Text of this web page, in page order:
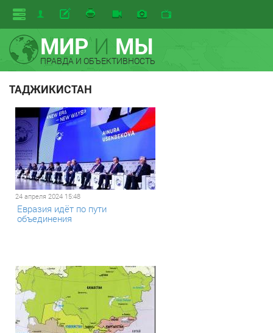
МИРИ МЫ
ПРАВДА И ОБЪЕКТИВНОСТЬ
ТАДЖИКИСТАН
24 апреля 2024 15:48
Евразия идёт по пути
объединения